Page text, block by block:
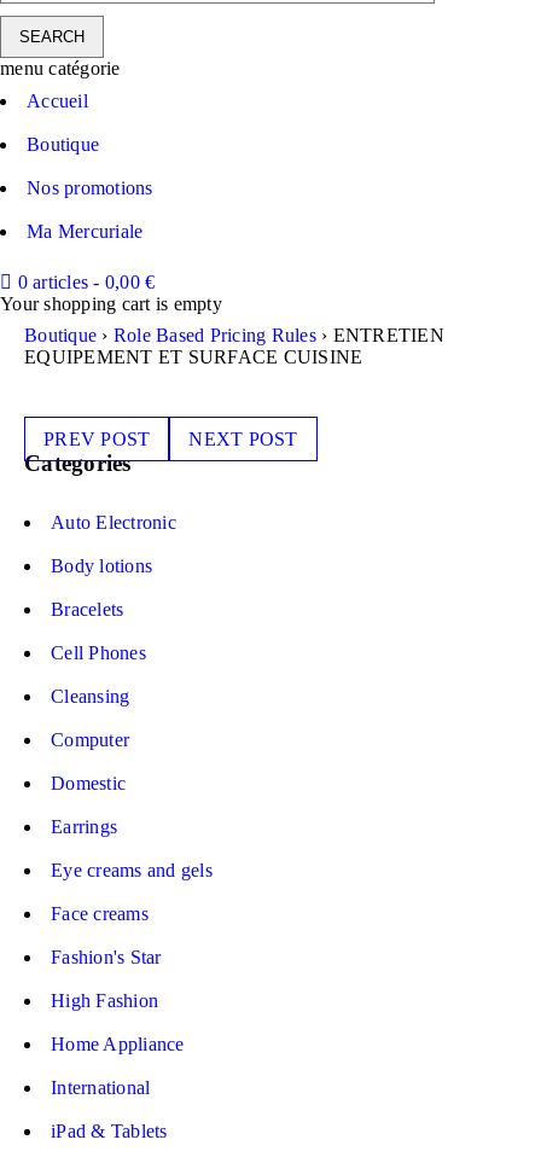
menu catégorie
Accueil
Boutique
Nos promotions
Ma Mercuriale
0 articles - 0,00 €
Your shopping cart is empty
Boutique › Role Based Pricing Rules › ENTRETIEN
EQUIPEMENT ET SURFACE CUISINE
PREV POST NEXT POST
Categories
Auto Electronic
Body lotions
Bracelets
Cell Phones
Cleansing
Computer
Domestic
Earrings
Eye creams and gels
Face creams
Fashion's Star
High Fashion
Home Appliance
International
iPad & Tablets